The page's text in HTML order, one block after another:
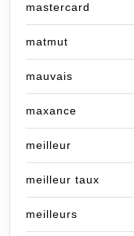
mastercard
matmut
mauvais
maxance
meilleur
meilleur taux
meilleurs